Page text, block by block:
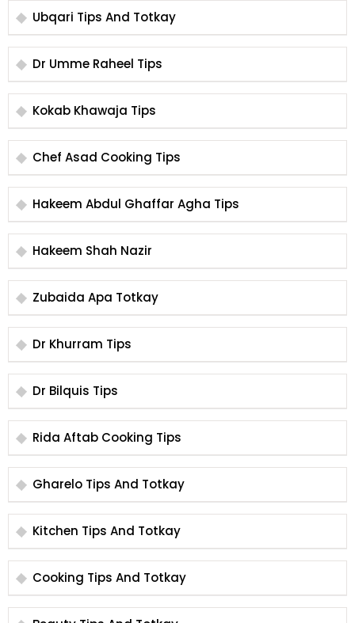
Ubqari Tips And Totkay
Dr Umme Raheel Tips
Kokab Khawaja Tips
Chef Asad Cooking Tips
Hakeem Abdul Ghaffar Agha Tips
Hakeem Shah Nazir
Zubaida Apa Totkay
Dr Khurram Tips
Dr Bilquis Tips
Rida Aftab Cooking Tips
Gharelo Tips And Totkay
Kitchen Tips And Totkay
Cooking Tips And Totkay